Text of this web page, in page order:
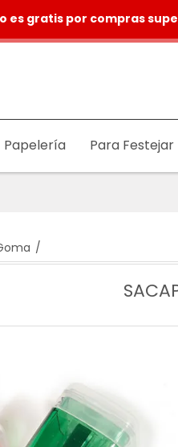
es gratis por compras
Papelería Para Festejar
/